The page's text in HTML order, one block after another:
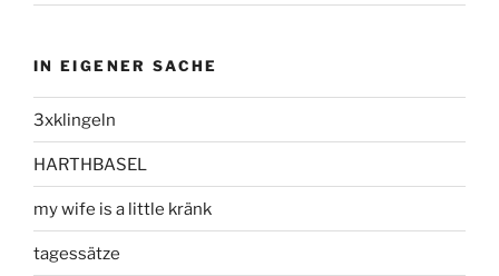
IN EIGENER SACHE
3xklingeln
HARTHBASEL
my wife is a little kränk
tagessätze